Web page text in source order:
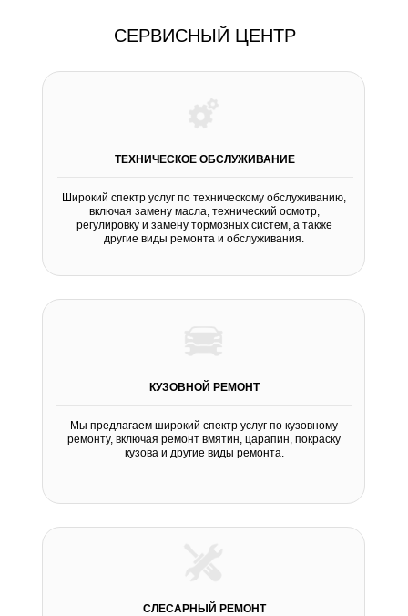
СЕРВИСНЫЙ ЦЕНТР
Мы предлагаем широкий спектр услуг по кузовному
ремонту, включая ремонт вмятин, царапин, покраску
кузова и другие виды ремонта.
КУЗОВНОЙ РЕМОНТ
Широкий спектр услуг по техническому обслуживанию,
включая замену масла, технический осмотр,
регулировку и замену тормозных систем, а также
другие виды ремонта и обслуживания.
ТЕХНИЧЕСКОЕ ОБСЛУЖИВАНИЕ
СЛЕСАРНЫЙ РЕМОНТ